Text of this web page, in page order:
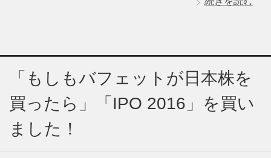
「もしもバフェットが日本株を
買ったら」「IPO 2016」を買い
ました！